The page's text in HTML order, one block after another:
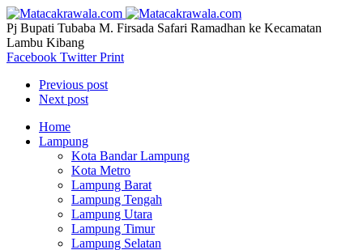
Pj Bupati Tubaba M. Firsada Safari Ramadhan ke Kecamatan
Lambu Kibang
Facebook Twitter Print
Previous post
Next post
Home
Lampung
Kota Bandar Lampung
Kota Metro
Lampung Barat
Lampung Tengah
Lampung Utara
Lampung Timur
Lampung Selatan